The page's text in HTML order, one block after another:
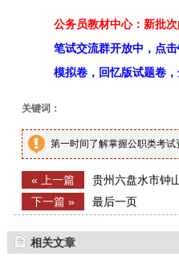
公务员教材中心：新批
笔试交流群开放中，点
模拟卷，回忆版试题卷
关键词：
第一时间了解掌握公职类考
« 上一篇 贵州六盘水市钟
员面试公告
下一篇 » 最后一页
相关文章